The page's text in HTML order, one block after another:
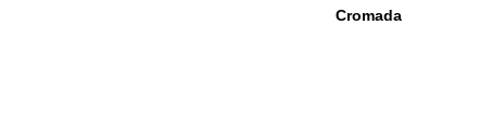
Cromada